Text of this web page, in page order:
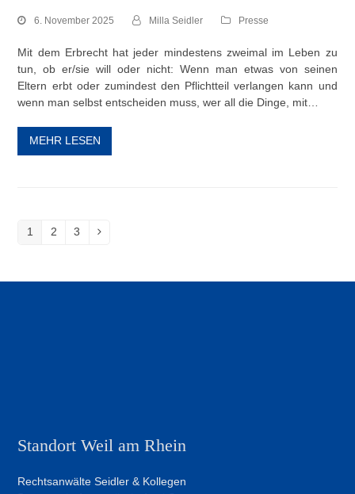
6. November 2025 Milla Seidler Presse
Mit dem Erbrecht hat jeder mindestens zweimal im Leben zu
tun, ob er/sie will oder nicht: Wenn man etwas von seinen
Eltern erbt oder zumindest den Pflichtteil verlangen kann und
wenn man selbst entscheiden muss, wer all die Dinge, mit…
MEHR LESEN
Seite
1 Seite
2 Seite
3 Vorwärts
Standort Weil am Rhein
Rechtsanwälte Seidler & Kollegen